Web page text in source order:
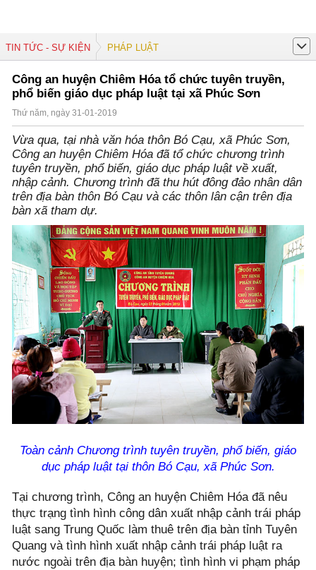
TIN TỨC - SỰ KIỆN PHÁP LUẬT
Công an huyện Chiêm Hóa tổ chức tuyên truyền,
phổ biến giáo dục pháp luật tại xã Phúc Sơn
Thứ năm, ngày 31-01-2019
Vừa qua, tại nhà văn hóa thôn Bó Cạu, xã Phúc Sơn,
Công an huyện Chiêm Hóa đã tổ chức chương trình
tuyên truyền, phổ biến, giáo dục pháp luật về xuất,
nhập cảnh. Chương trình đã thu hút đông đảo nhân dân
trên địa bàn thôn Bó Cạu và các thôn lân cận trên địa
bàn xã tham dự.
Toàn cảnh Chương trình tuyên truyền, phổ biến, giáo
dục pháp luật tại thôn Bó Cạu, xã Phúc Sơn.
Tại chương trình, Công an huyện Chiêm Hóa đã nêu
thực trạng tình hình công dân xuất nhập cảnh trái pháp
luật sang Trung Quốc làm thuê trên địa bàn tỉnh Tuyên
Quang và tình hình xuất nhập cảnh trái pháp luật ra
nước ngoài trên địa bàn huyện; tình hình vi phạm pháp